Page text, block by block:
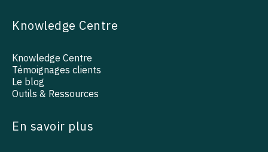
Knowledge Centre
Knowledge Centre
Témoignages clients
Le blog
Outils & Ressources
En savoir plus